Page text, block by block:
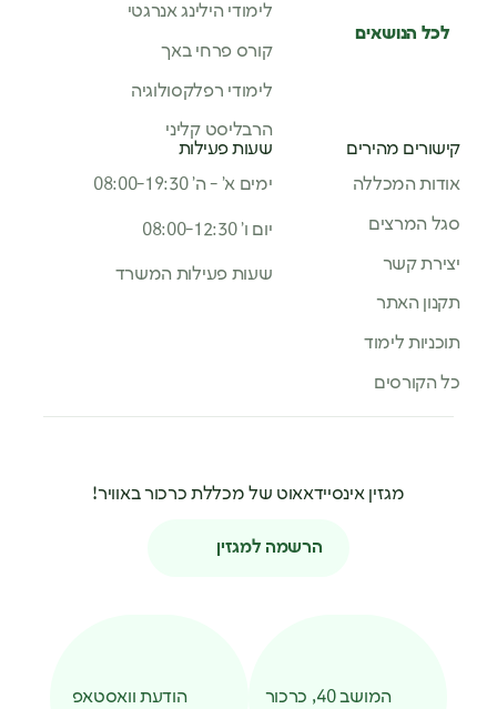
לכל הנושאים
לימודי הילינג אנרגטי
קורס פרחי באך
לימודי רפלקסולוגיה
הרבליסט קליני
קישורים מהירים
אודות המכללה
סגל המרצים
יצירת קשר
תקנון האתר
תוכניות לימוד
כל הקורסים
שעות פעילות
ימים א’ - ה’ 08:00-19:30
יום ו’ 08:00-12:30
שעות פעילות המשרד
מגזין אינסיידאאוט של מכללת כרכור באוויר!
הרשמה למגזין
המושב 40, כרכור הודעת וואסטאפ